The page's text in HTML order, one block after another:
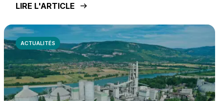
LIRE L'ARTICLE
ACTUALITÉS